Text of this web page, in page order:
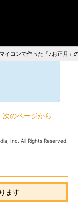
イコンで作った「♪お正月」
のページから
Inc. All Rights Reserved.
ます